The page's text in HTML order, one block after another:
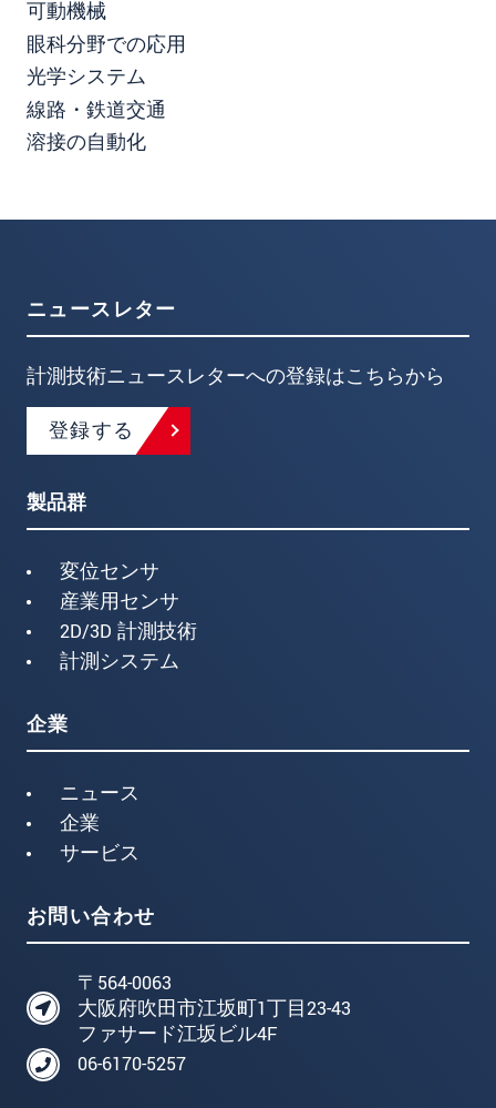
可動機械
眼科分野での応用
光学システム
線路・鉄道交通
溶接の自動化
ニュースレター
計測技術ニュースレターへの登録はこちらから
登録する
製品群
変位センサ
産業用センサ
2D/3D 計測技術
計測システム
企業
ニュース
企業
サービス
お問い合わせ
〒564-0063
大阪府吹田市江坂町1丁目23-43
ファサード江坂ビル4F
06-6170-5257